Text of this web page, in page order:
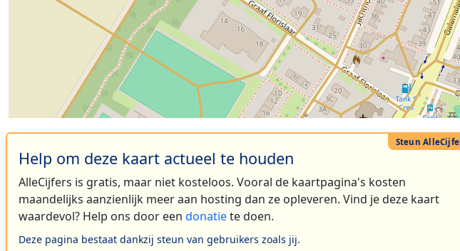
Help om deze kaart actueel te houden
AlleCijfers is gratis, maar niet kosteloos. Vooral de kaartpagina's kosten
maandelijks aanzienlijk meer aan hosting dan ze opleveren. Vind je deze kaart
waardevol? Help ons door een donatiete doen.
Deze pagina bestaat dankzij steun van gebruikers zoals jij.